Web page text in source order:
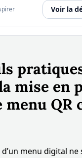
Voir la
mise en
menu QR
menu digital ne